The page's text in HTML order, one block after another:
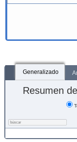
Generalizado
Resumen